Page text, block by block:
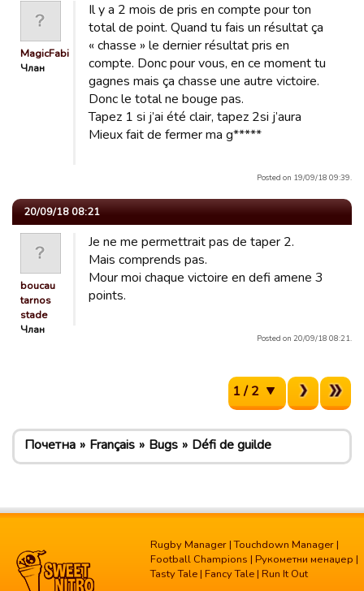
MagicFabienPelous
Члан
Il y a 2 mois de pris en compte pour ton
total de point. Quand tu fais un résultat ça
« chasse » le dernier résultat pris en
compte. Donc pour vous, en ce moment tu
gagnes mais ça chasse une autre victoire.
Donc le total ne bouge pas.
Tapez 1 si j’ai été clair, tapez 2si j’aura
Mieux fait de fermer ma g*****
Posted on 19/09/18 09:39.
20/09/18 08:21
boucau
tarnos
stade
Члан
Je ne me permettrait pas de taper 2.
Mais comprends pas.
Mour moi chaque victoire en defi amene 3
points.
Posted on 20/09/18 08:21.
1 / 2
Почетна Français Bugs Défi de guilde
Rugby Manager |Touchdown Manager |
Football Champions | Рукометни менаџер |
Tasty Tale | Fancy Tale | Run It Out